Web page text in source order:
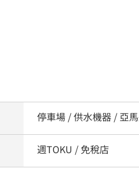
停車場 / 供水機器 / 亞
週TOKU / 免稅店